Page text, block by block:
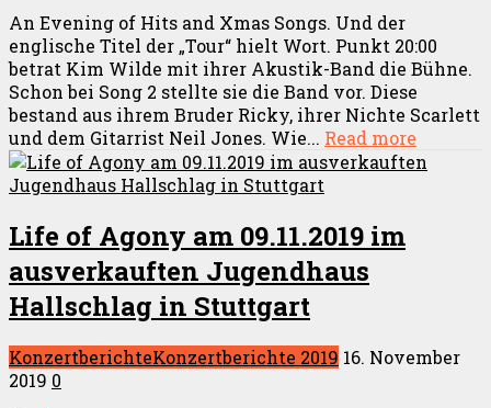
An Evening of Hits and Xmas Songs. Und der
englische Titel der „Tour“ hielt Wort. Punkt 20:00
betrat Kim Wilde mit ihrer Akustik-Band die Bühne.
Schon bei Song 2 stellte sie die Band vor. Diese
bestand aus ihrem Bruder Ricky, ihrer Nichte Scarlett
und dem Gitarrist Neil Jones. Wie... Read more
Life of Agony am 09.11.2019 im
ausverkauften Jugendhaus
Hallschlag in Stuttgart
KonzertberichteKonzertberichte 2019 16. November
2019 0